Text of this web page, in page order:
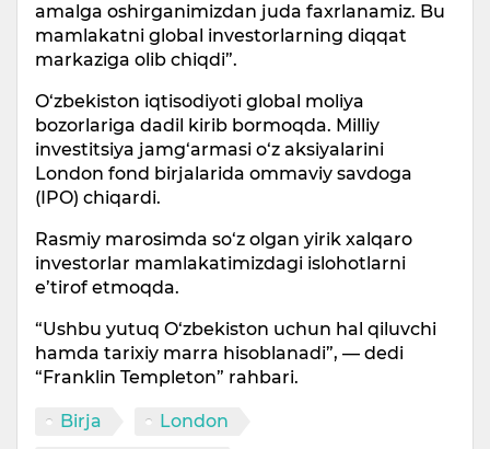
amalga oshirganimizdan juda faxrlanamiz. Bu
mamlakatni global investorlarning diqqat
markaziga olib chiqdi”.
O‘zbekiston iqtisodiyoti global moliya
bozorlariga dadil kirib bormoqda. Milliy
investitsiya jamg‘armasi o‘z aksiyalarini
London fond birjalarida ommaviy savdoga
(IPO) chiqardi.
Rasmiy marosimda so‘z olgan yirik xalqaro
investorlar mamlakatimizdagi islohotlarni
e’tirof etmoqda.
“Ushbu yutuq O‘zbekiston uchun hal qiluvchi
hamda tarixiy marra hisoblanadi”, — dedi
“Franklin Templeton” rahbari.
Birja
London